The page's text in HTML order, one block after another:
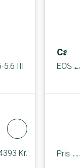
5.6 III
Kr.
EOS
Pris